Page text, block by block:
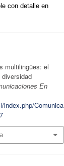
con detalle en
multilingües: el
En
Comunica